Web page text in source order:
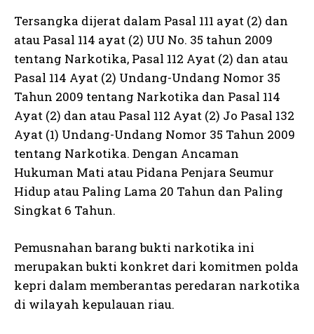
Tersangka dijerat dalam Pasal 111 ayat (2) dan
atau Pasal 114 ayat (2) UU No. 35 tahun 2009
tentang Narkotika, Pasal 112 Ayat (2) dan atau
Pasal 114 Ayat (2) Undang-Undang Nomor 35
Tahun 2009 tentang Narkotika dan Pasal 114
Ayat (2) dan atau Pasal 112 Ayat (2) Jo Pasal 132
Ayat (1) Undang-Undang Nomor 35 Tahun 2009
tentang Narkotika. Dengan Ancaman
Hukuman Mati atau Pidana Penjara Seumur
Hidup atau Paling Lama 20 Tahun dan Paling
Singkat 6 Tahun.
Pemusnahan barang bukti narkotika ini
merupakan bukti konkret dari komitmen polda
kepri dalam memberantas peredaran narkotika
di wilayah kepulauan riau.